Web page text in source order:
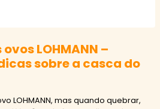
LOHMANN –
sobre a casca do
LOHMANN, mas quando quebrar,